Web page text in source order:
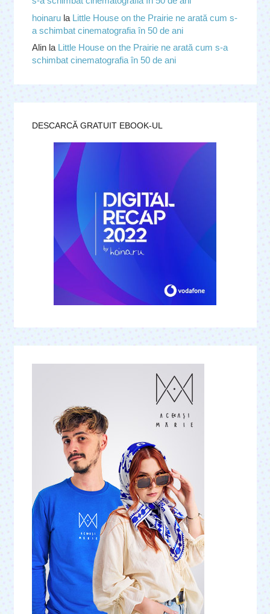
hoinarula Little House on the Prairie ne arată cum s-
a schimbat cinematografia în 50 de ani
Alinla Little House on the Prairie ne arată cum s-a
schimbat cinematografia în 50 de ani
DESCARCĂ GRATUIT EBOOK-UL